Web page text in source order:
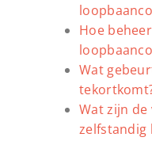
Hoe
Wat
Wat zijn de
zelfstandig